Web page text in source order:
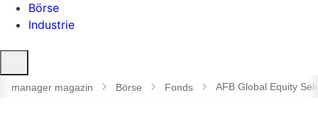
Börse
Industrie
öffnen
manager magazin Börse Fonds AFB Global Equity